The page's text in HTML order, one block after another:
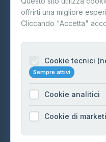
FAQ
Contatti
Informazioni legali
Cookie Policy
Preferenze Cookie
Mappa del sito
offrirti una migliore
Cliccando "Accetta"
Cookie tecnici
Sempre attivi
Cookie analitici
Cookie di